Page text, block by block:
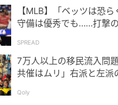
いるぶん大きく曲がら
【MLB】「ベッツは恐ら
守備は優秀でも……打撃
し始めるべき」
SPREAD
7万人以上の移民流入問
共催はムリ」右派と左派
Qoly